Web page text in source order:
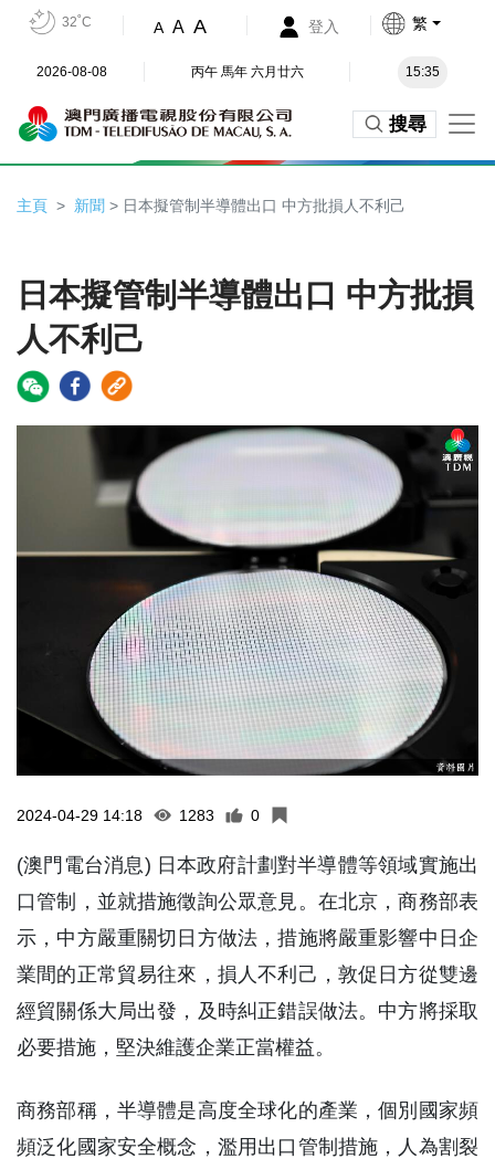
32˚C A A A 登入 繁
2026-08-08 丙午 馬年 六月廿六 15:35
搜尋
主頁 新聞 > 日本擬管制半導體出口 中方批損人不利己
日本擬管制半導體出口 中方批損
人不利己
2024-04-29 14:18 1283 0
(澳門電台消息) 日本政府計劃對半導體等領域實施出
口管制，並就措施徵詢公眾意見。在北京，商務部表
示，中方嚴重關切日方做法，措施將嚴重影響中日企
業間的正常貿易往來，損人不利己，敦促日方從雙邊
經貿關係大局出發，及時糾正錯誤做法。中方將採取
必要措施，堅決維護企業正當權益。
商務部稱，半導體是高度全球化的產業，個別國家頻
頻泛化國家安全概念，濫用出口管制措施，人為割裂